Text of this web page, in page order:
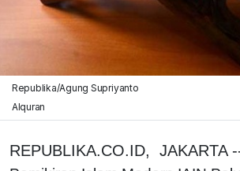
Republika/Agung Supriyanto
Alquran
REPUBLIKA.CO.ID, JAKARTA